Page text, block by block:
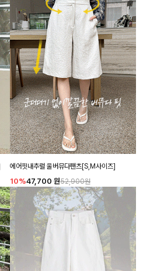
에어핏내추럴 울버뮤다팬츠[S,M사이즈]
10%47,700 원52,900원